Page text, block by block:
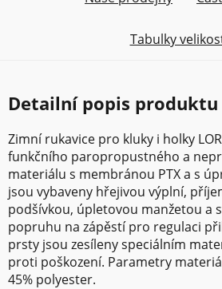
Tabulky
Detailní popis produktu
Zimní rukavice pro kluky i holky
funkčního paropropustného a
materiálu s membránou PTX a s
jsou vybaveny hřejivou výplní,
podšívkou, úpletovou manžetou a
popruhu na zápěstí pro regulaci
prsty jsou zesíleny speciálním
proti poškození. Parametry
45% polyester.